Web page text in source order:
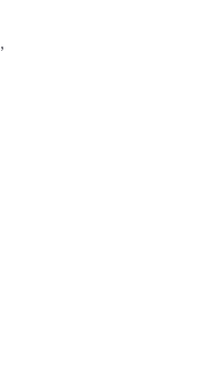
,